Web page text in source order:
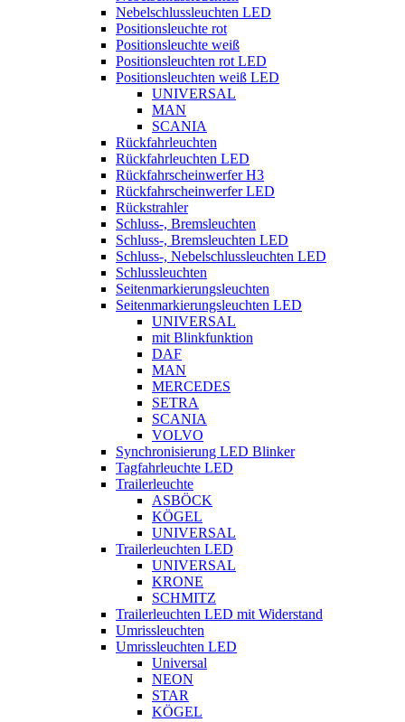
Nebelschlussleuchten LED
Positionsleuchte rot
Positionsleuchte weiß
Positionsleuchten rot LED
Positionsleuchten weiß LED
UNIVERSAL
MAN
SCANIA
Rückfahrleuchten
Rückfahrleuchten LED
Rückfahrscheinwerfer H3
Rückfahrscheinwerfer LED
Rückstrahler
Schluss-, Bremsleuchten
Schluss-, Bremsleuchten LED
Schluss-, Nebelschlussleuchten LED
Schlussleuchten
Seitenmarkierungsleuchten
Seitenmarkierungsleuchten LED
UNIVERSAL
mit Blinkfunktion
DAF
MAN
MERCEDES
SETRA
SCANIA
VOLVO
Synchronisierung LED Blinker
Tagfahrleuchte LED
Trailerleuchte
ASBÖCK
KÖGEL
UNIVERSAL
Trailerleuchten LED
UNIVERSAL
KRONE
SCHMITZ
Trailerleuchten LED mit Widerstand
Umrissleuchten
Umrissleuchten LED
Universal
NEON
STAR
KÖGEL